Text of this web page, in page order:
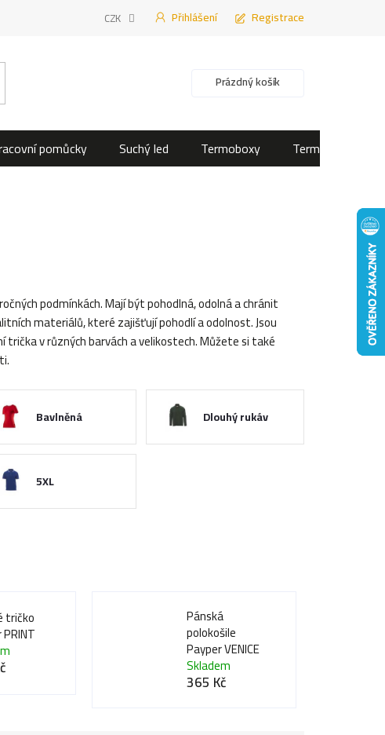
CZK Přihlášení Registrace
Nákupní košík
Prázdný košík
pomůcky Suchý led Termoboxy Termotašky
podmínkách. Mají být pohodlná, odolná a chránit
materiálů, které zajišťují pohodlí a odolnost. Jsou
v různých barvách a velikostech. Můžete si také
Bavlněná Dlouhý rukáv
5XL
tričko Pánská
polokošile
Payper VENICE
Skladem
365 Kč